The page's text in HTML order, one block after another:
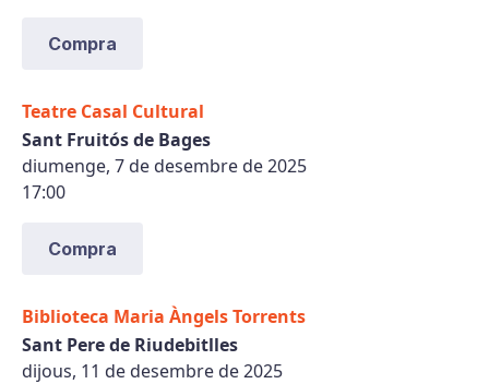
Compra
Teatre Casal Cultural
Sant Fruitós de Bages
diumenge, 7 de desembre de 2025
17:00
Compra
Biblioteca Maria Àngels Torrents
Sant Pere de Riudebitlles
dijous, 11 de desembre de 2025